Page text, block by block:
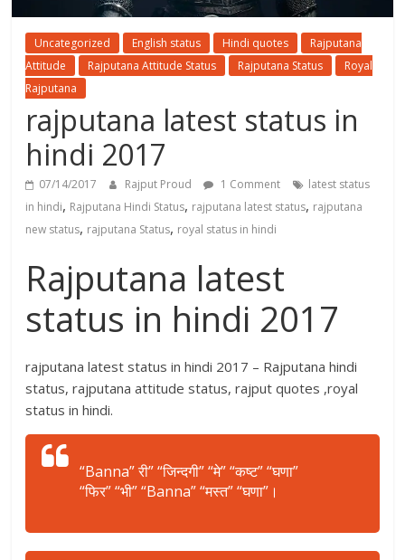
Uncategorized English status Hindi quotes
Rajputana
Attitude
Rajputana Attitude Status Rajputana Status
Royal
Rajputana
rajputana latest status in
hindi 2017
07/14/2017 Rajput Proud 1 Comment
latest status
in hindi, Rajputana Hindi Status, rajputana latest status, rajputana
new status, rajputana Status, royal status in hindi
Rajputana latest
status in hindi 2017
rajputana latest status in hindi 2017 – Rajputana hindi
status, rajputana attitude status, rajput quotes ,royal
status in hindi.
“Banna” री” “जिन्दगी” “मे” “कष्ट” “घणा”
“फिर” “भी” “Banna” “मस्त” “घणा”।